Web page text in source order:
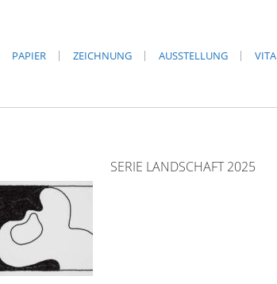
PAPIER ZEICHNUNG AUSSTELLUNG VITA
SERIE LANDSCHAFT 2025